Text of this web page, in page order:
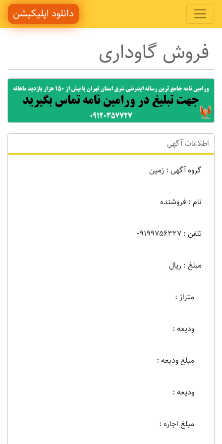
دانلود اپلیکیشن
فروش گاوداری
اطلاعات آگهی
گروه آگهی : زمين
نام : فروشنده
تلفن : 09199756327
مبلغ : ریال
متراژ :
ودیعه :
مبلغ ودیعه :
ودیعه :
مبلغ اجاره :